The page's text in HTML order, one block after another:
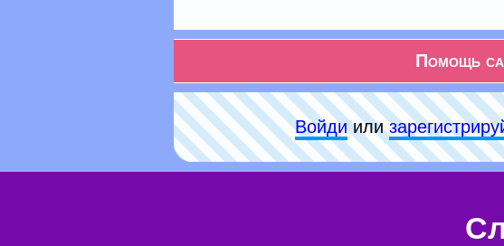
Помощь
Войдиили